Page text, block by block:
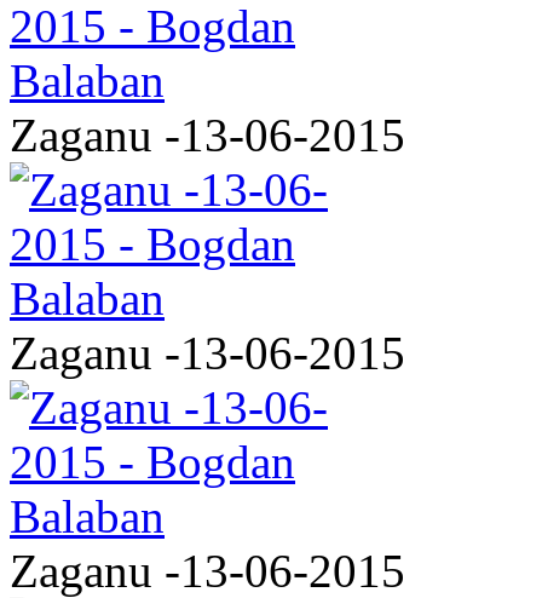
Zaganu -13-06-2015
Zaganu -13-06-2015
Zaganu -13-06-2015